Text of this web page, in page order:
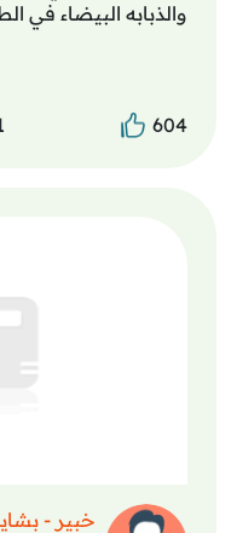
والذبابه البيضاء في
604
خبير -